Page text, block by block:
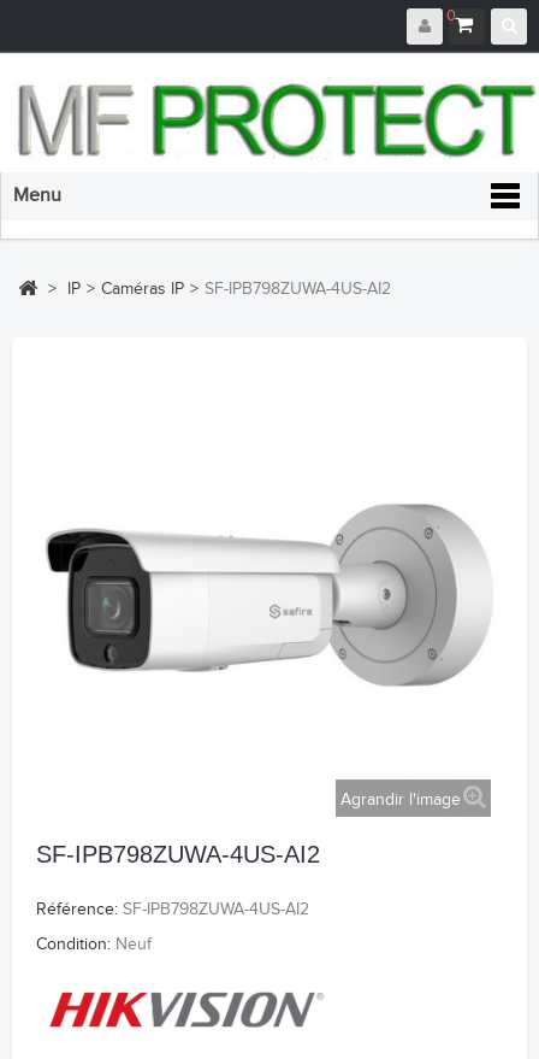
0
Menu
> IP > Caméras IP > SF-IPB798ZUWA-4US-AI2
Agrandir l'image
SF-IPB798ZUWA-4US-AI2
Référence: SF-IPB798ZUWA-4US-AI2
Condition: Neuf